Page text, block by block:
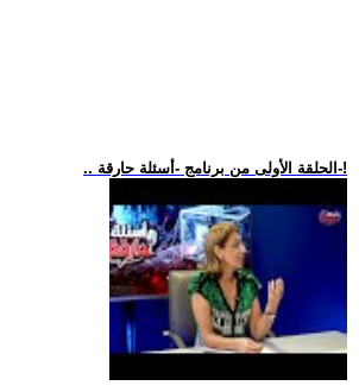
.. الحلقة الأولى من برنامج -أسئلة حارقة-!